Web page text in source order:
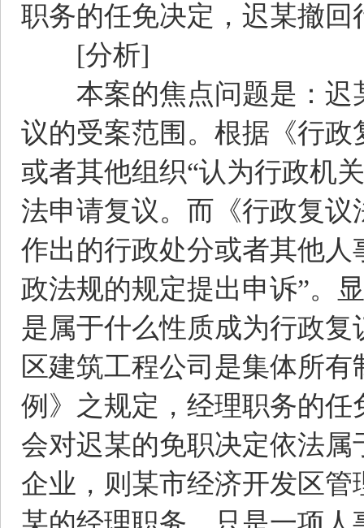
职务的任免决定，迟某撤
[分析]
本案的焦点问题是：迟
议的受案范围。根据《行
或者其他组织“认为行政机
法申请复议。而《行政复议
作出的行政处分或者其他
政法规的规定提出申诉”。
是属于什么性质成为行政
区建筑工程公司是集体所
例》之规定，经理职务的
会对迟某的免职决定依法
企业，则某市经济开发区